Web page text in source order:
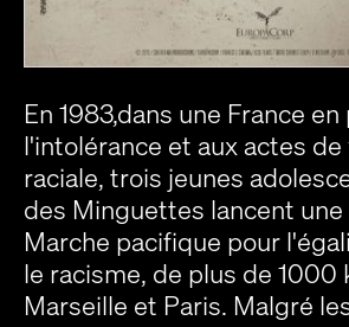
En 1983,dans une France
l'intolérance et aux actes de
raciale, trois jeunes
des Minguettes lancent
Marche pacifique pour
le racisme, de plus de 1000
Marseille et Paris. Malgré